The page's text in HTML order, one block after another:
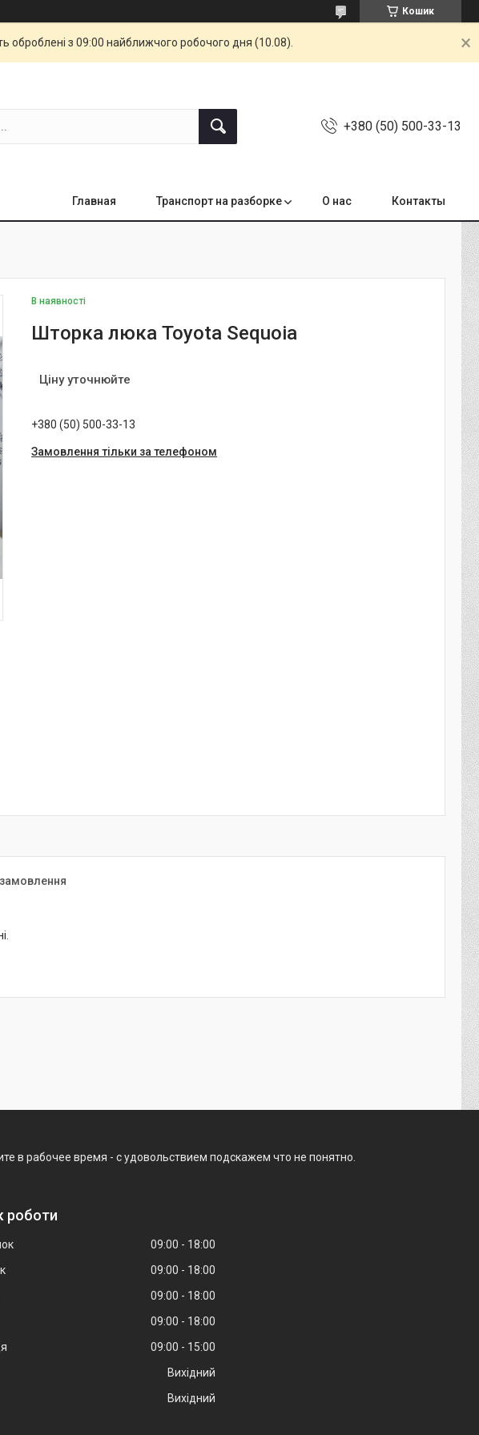
Кошик
оброблені з 09:00 найближчого робочого дня (10.08).
+380 (50) 500-33-13
Главная Транспорт на разборке О нас Контакты
В наявності
Шторка люка Toyota Sequoia
Ціну уточнюйте
+380 (50) 500-33-13
Замовлення тільки за телефоном
в рабочее время - с удовольствием подскажем что не понятно.
роботи
09:00
18:00
09:00
18:00
09:00
18:00
09:00
18:00
09:00
15:00
Вихідний
Вихідний